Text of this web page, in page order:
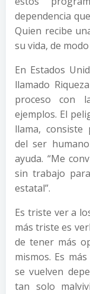
dependencia
Quien recibe
su vida, de
En Estados
llamado
proceso con
ejemplos. El
llama, consiste
del ser
ayuda. “Me
sin trabajo
estatal”.
Es triste ver a
más triste es
de tener más
mismos. Es
se vuelven
tan solo